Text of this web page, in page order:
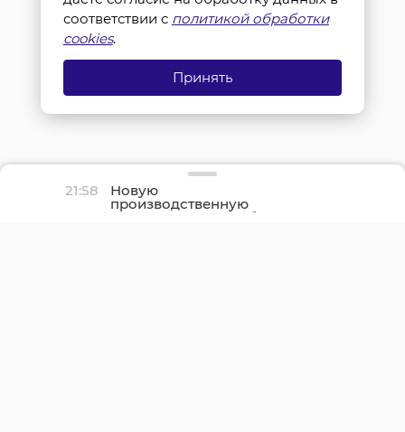
21:58 Новую
производственную
площадку птицефабрики
соответствии с политикой обработки
cookies.
Принять